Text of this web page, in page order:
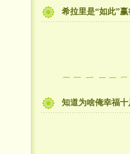
希拉里是“如此”
知道为啥俺幸福